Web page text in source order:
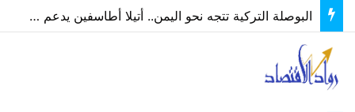
البوصلة التركية تتجه نحو اليمن.. أتيلا أطاسفين يدعم مسارات الشراكة الاقتصادية والاستثمارية